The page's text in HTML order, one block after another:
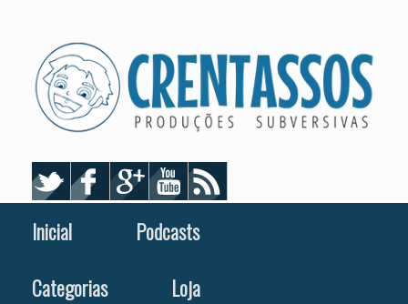
Inicial
Podcasts
Categorias
Loja